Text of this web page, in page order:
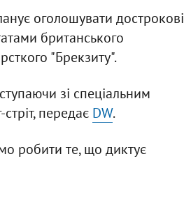
оголошувати дострокові
британського
"Брекзиту".
зі спеціальним
передає DW.
робити те, що диктує